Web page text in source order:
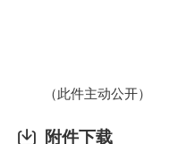
（此件主动公开）
附件下载